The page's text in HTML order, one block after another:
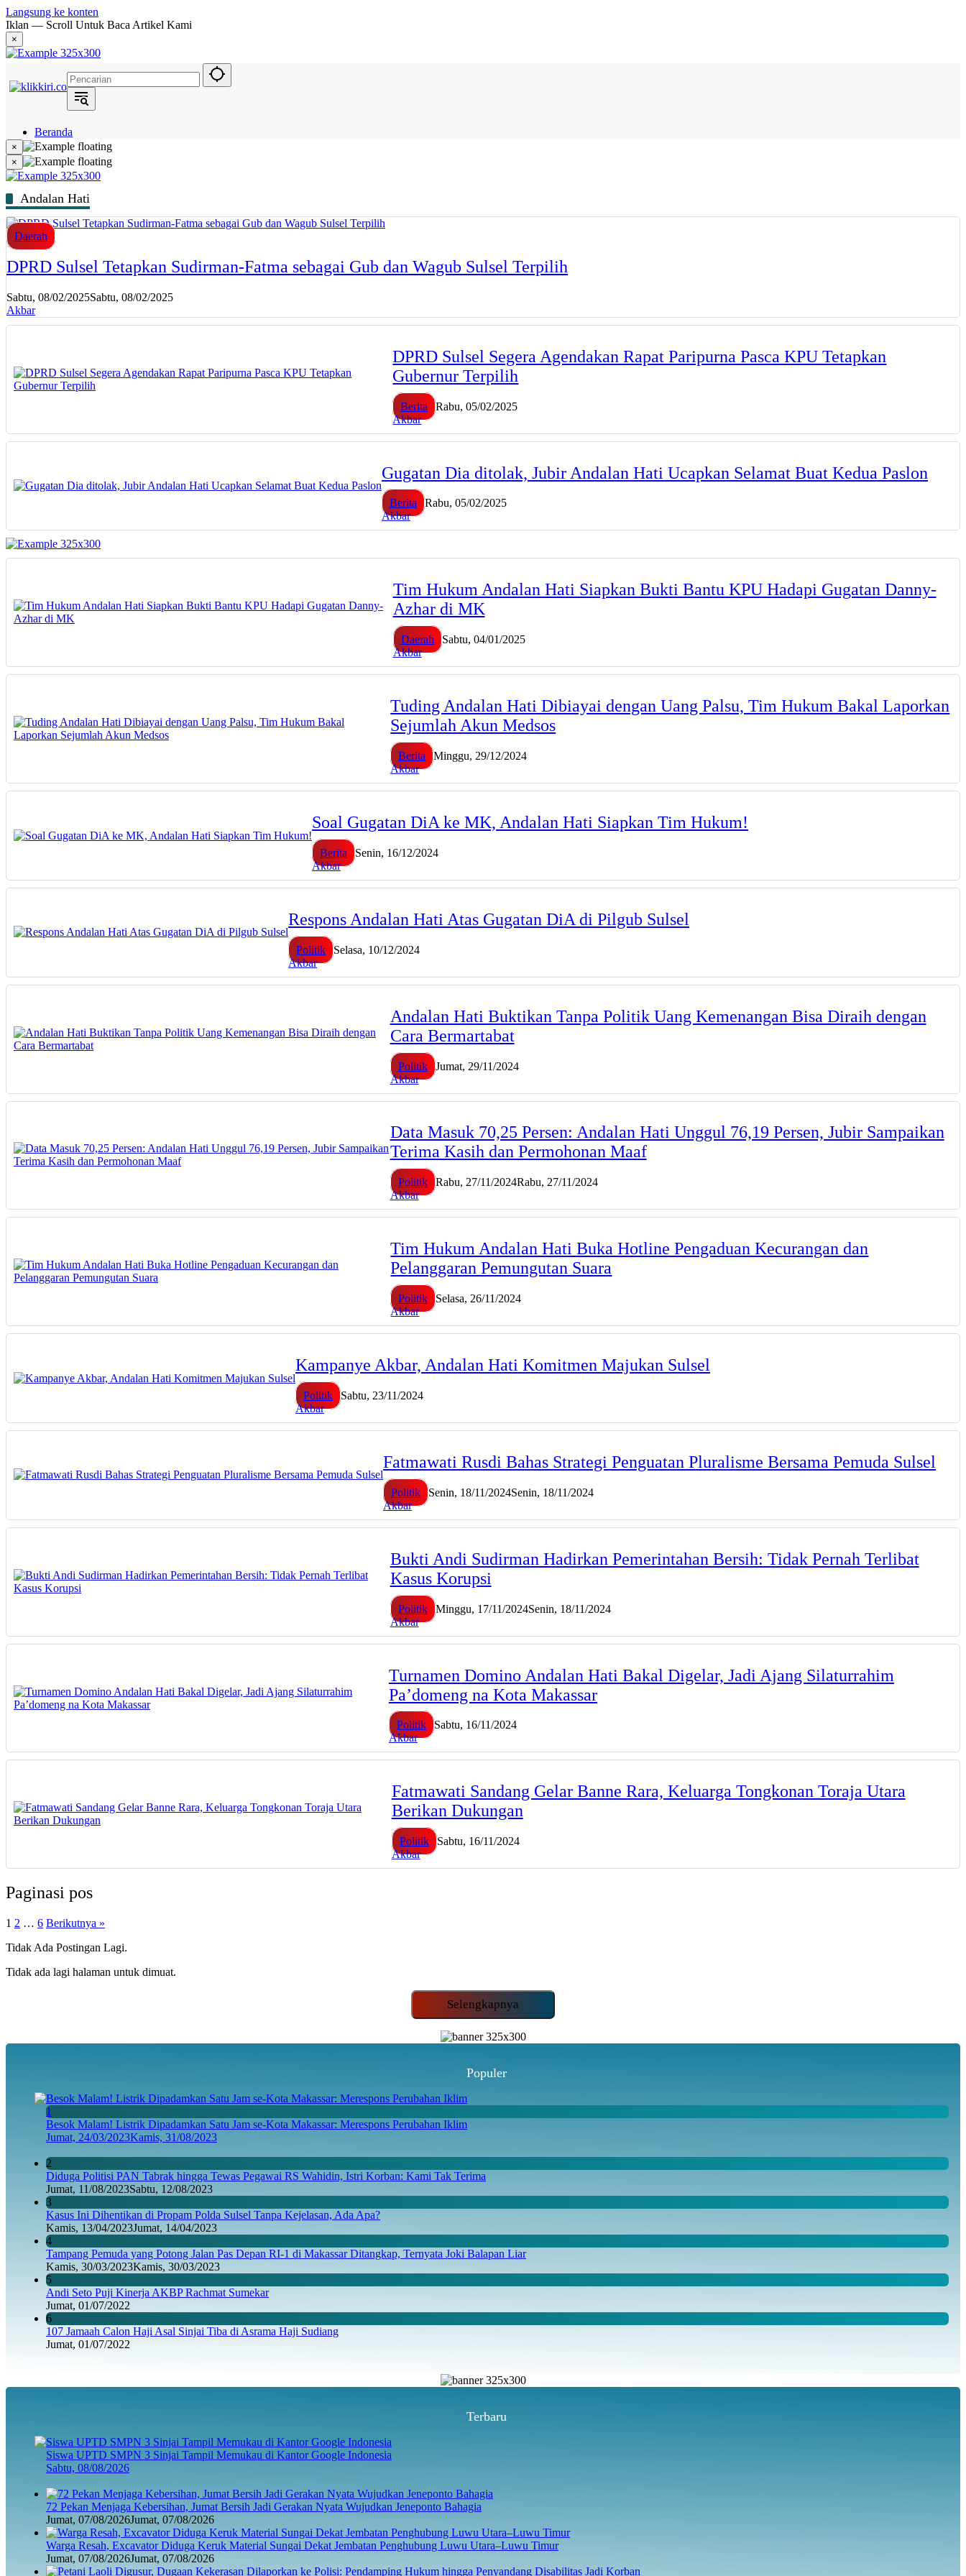
Langsung ke konten
Iklan — Scroll Untuk Baca Artikel Kami
×
Beranda
Hukum
Berita
Politik
Narasi
Daerah
Metropolis
Eksekutif
×
×
Andalan Hati
Daerah
DPRD Sulsel Tetapkan Sudirman-Fatma sebagai Gub dan Wagub Sulsel Terpilih
Sabtu, 08/02/2025Sabtu, 08/02/2025
Akbar
DPRD Sulsel Segera Agendakan Rapat Paripurna Pasca KPU Tetapkan
Gubernur Terpilih
Berita
Rabu, 05/02/2025
Akbar
Gugatan Dia ditolak, Jubir Andalan Hati Ucapkan Selamat Buat Kedua Paslon
Berita
Rabu, 05/02/2025
Akbar
Tim Hukum Andalan Hati Siapkan Bukti Bantu KPU Hadapi Gugatan Danny-
Azhar di MK
Daerah
Sabtu, 04/01/2025
Akbar
Tuding Andalan Hati Dibiayai dengan Uang Palsu, Tim Hukum Bakal Laporkan
Sejumlah Akun Medsos
Berita
Minggu, 29/12/2024
Akbar
Soal Gugatan DiA ke MK, Andalan Hati Siapkan Tim Hukum!
Berita
Senin, 16/12/2024
Akbar
Respons Andalan Hati Atas Gugatan DiA di Pilgub Sulsel
Politik
Selasa, 10/12/2024
Akbar
Andalan Hati Buktikan Tanpa Politik Uang Kemenangan Bisa Diraih dengan
Cara Bermartabat
Politik
Jumat, 29/11/2024
Akbar
Data Masuk 70,25 Persen: Andalan Hati Unggul 76,19 Persen, Jubir Sampaikan
Terima Kasih dan Permohonan Maaf
Politik Rabu, 27/11/2024Rabu, 27/11/2024
Akbar
Tim Hukum Andalan Hati Buka Hotline Pengaduan Kecurangan dan
Pelanggaran Pemungutan Suara
Politik
Selasa, 26/11/2024
Akbar
Kampanye Akbar, Andalan Hati Komitmen Majukan Sulsel
Politik
Sabtu, 23/11/2024
Akbar
Fatmawati Rusdi Bahas Strategi Penguatan Pluralisme Bersama Pemuda Sulsel
Politik Senin, 18/11/2024Senin, 18/11/2024
Akbar
Bukti Andi Sudirman Hadirkan Pemerintahan Bersih: Tidak Pernah Terlibat
Kasus Korupsi
Politik Minggu, 17/11/2024Senin, 18/11/2024
Akbar
Turnamen Domino Andalan Hati Bakal Digelar, Jadi Ajang Silaturrahim
Pa’domeng na Kota Makassar
Politik
Sabtu, 16/11/2024
Akbar
Fatmawati Sandang Gelar Banne Rara, Keluarga Tongkonan Toraja Utara
Berikan Dukungan
Politik
Sabtu, 16/11/2024
Akbar
Paginasi pos
1 2 … 6 Berikutnya »
Tidak Ada Postingan Lagi.
Tidak ada lagi halaman untuk dimuat.
Selengkapnya
Populer
1
Besok Malam! Listrik Dipadamkan Satu Jam se-Kota Makassar: Merespons Perubahan Iklim
Jumat, 24/03/2023Kamis, 31/08/2023
2
Diduga Politisi PAN Tabrak hingga Tewas Pegawai RS Wahidin, Istri Korban: Kami Tak Terima
Jumat, 11/08/2023Sabtu, 12/08/2023
3
Kasus Ini Dihentikan di Propam Polda Sulsel Tanpa Kejelasan, Ada Apa?
Kamis, 13/04/2023Jumat, 14/04/2023
4
Tampang Pemuda yang Potong Jalan Pas Depan RI-1 di Makassar Ditangkap, Ternyata Joki Balapan Liar
Kamis, 30/03/2023Kamis, 30/03/2023
5
Andi Seto Puji Kinerja AKBP Rachmat Sumekar
Jumat, 01/07/2022
6
107 Jamaah Calon Haji Asal Sinjai Tiba di Asrama Haji Sudiang
Jumat, 01/07/2022
Terbaru
Siswa UPTD SMPN 3 Sinjai Tampil Memukau di Kantor Google Indonesia
Sabtu, 08/08/2026
72 Pekan Menjaga Kebersihan, Jumat Bersih Jadi Gerakan Nyata Wujudkan Jeneponto Bahagia
Jumat, 07/08/2026Jumat, 07/08/2026
Warga Resah, Excavator Diduga Keruk Material Sungai Dekat Jembatan Penghubung Luwu Utara–Luwu Timur
Jumat, 07/08/2026Jumat, 07/08/2026